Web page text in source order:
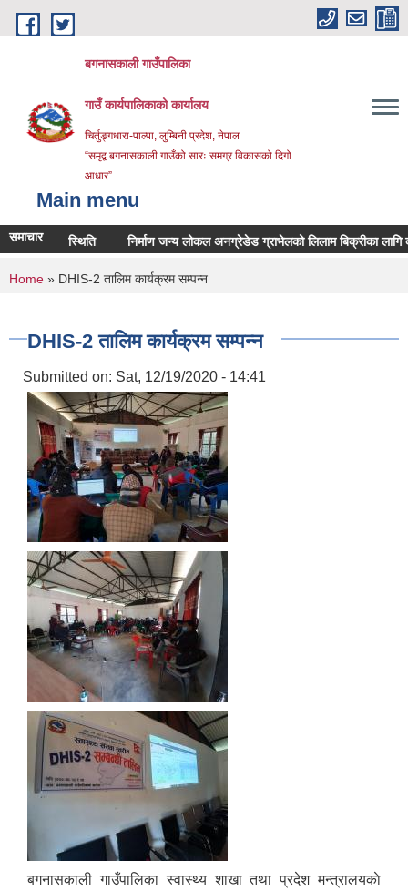
Skip to main content
बगनासकाली गाउँपालिका
गाउँ कार्यपालिकाको कार्यालय
चिर्तुङ्गधारा-पाल्पा, लुम्बिनी प्रदेश, नेपाल
“समृद्व बगनासकाली गाउँको सारः समग्र विकासको दिगो
आधार”
Main menu
समाचार
उपस्थिति निर्माण जन्य लोकल अनग्रेडेड ग्राभेलको लिलाम बिक्रीका लागि
You are here
Home » DHIS-2 तालिम कार्यक्रम सम्पन्न
DHIS-2 तालिम कार्यक्रम सम्पन्न
Submitted on: Sat, 12/19/2020 - 14:41
बगनासकाली गाउँपालिका स्वास्थ्य शाखा तथा प्रदेश मन्त्रालयकाे